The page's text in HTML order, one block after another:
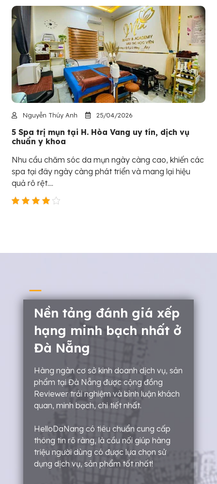
Nguyễn Thúy Anh 25/04/2026
5 Spa trị mụn tại H. Hòa Vang uy tín, dịch vụ
chuẩn y khoa
Nhu cầu chăm sóc da mụn ngày càng cao, khiến các
spa tại đây ngày càng phát triển và mang lại hiệu
quả rõ rệt....
Nền tảng đánh giá xếp
hạng minh bạch nhất ở
Đà Nẵng
Hàng ngàn cơ sở kinh doanh dịch vụ, sản
phẩm tại Đà Nẵng được cộng đồng
Reviewer trải nghiệm và bình luận khách
quan, minh bạch, chi tiết nhất.
HelloDaNang có tiêu chuẩn cung cấp
thông tin rõ ràng, là cầu nối giúp hàng
triệu người dùng có được lựa chọn sử
dụng dịch vụ, sản phẩm tốt nhất!